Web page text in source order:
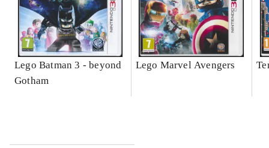
Lego Batman 3 - beyond
Gotham
Lego Marvel Avengers